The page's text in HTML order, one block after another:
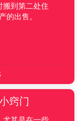
搬到第二处住
的出售。
窍门